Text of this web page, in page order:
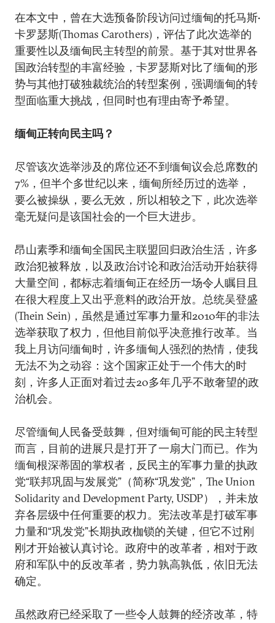
在本文中，曾在大选预备阶段访问过缅甸的托马斯•
卡罗瑟斯(Thomas Carothers)，评估了此次选举的
重要性以及缅甸民主转型的前景。基于其对世界各
国政治转型的丰富经验，卡罗瑟斯对比了缅甸的形
势与其他打破独裁统治的转型案例，强调缅甸的转
型面临重大挑战，但同时也有理由寄予希望。
缅甸正转向民主吗？
尽管该次选举涉及的席位还不到缅甸议会总席数的
7%，但半个多世纪以来，缅甸所经历过的选举，
要么被操纵，要么无效，所以相较之下，此次选举
毫无疑问是该国社会的一个巨大进步。
昂山素季和缅甸全国民主联盟回归政治生活，许多
政治犯被释放，以及政治讨论和政治活动开始获得
大量空间，都标志着缅甸正在经历一场令人瞩目且
在很大程度上又出乎意料的政治开放。总统吴登盛
(Thein Sein)，虽然是通过军事力量和2010年的非法
选举获取了权力，但他目前似乎决意推行改革。当
我上月访问缅甸时，许多缅甸人强烈的热情，使我
无法不为之动容：这个国家正处于一个伟大的时
刻，许多人正面对着过去20多年几乎不敢奢望的政
治机会。
尽管缅甸人民备受鼓舞，但对缅甸可能的民主转型
而言，目前的进展只是打开了一扇大门而已。作为
缅甸根深蒂固的掌权者，反民主的军事力量的执政
党“联邦巩固与发展党”（简称“巩发党”，The Union
Solidarity and Development Party, USDP），并未放
弃各层级中任何重要的权力。宪法改革是打破军事
力量和“巩发党”长期执政枷锁的关键，但它不过刚
刚才开始被认真讨论。政府中的改革者，相对于政
府和军队中的反改革者，势力孰高孰低，依旧无法
确定。
虽然政府已经采取了一些令人鼓舞的经济改革，特